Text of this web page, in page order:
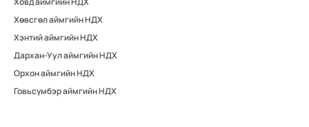
Хөвсгөл аймгийн НДХ
Хэнтий аймгийн НДХ
Дархан-Уул аймгийн НДХ
Орхон аймгийн НДХ
Говьсүмбэр аймгийн НДХ